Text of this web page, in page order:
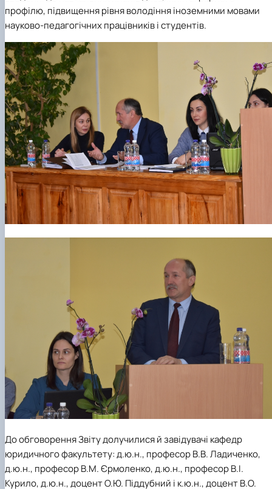
профілю, підвищення рівня володіння іноземними мовами
науково-педагогічних працівників і студентів.
До обговорення Звіту долучилися й завідувачі кафедр
юридичного факультету: д.ю.н., професор В.В. Ладиченко,
д.ю.н., професор В.М. Єрмоленко, д.ю.н., професор В.І.
Курило, д.ю.н., доцент О.Ю. Піддубний і к.ю.н., доцент В.О.